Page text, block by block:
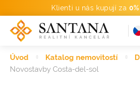
Klienti u nás kupují za
Úvod Katalog nemovitostí
Novostavby Costa-del-sol